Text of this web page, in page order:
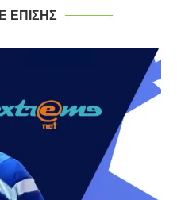
ΕΠΙΣΗΣ